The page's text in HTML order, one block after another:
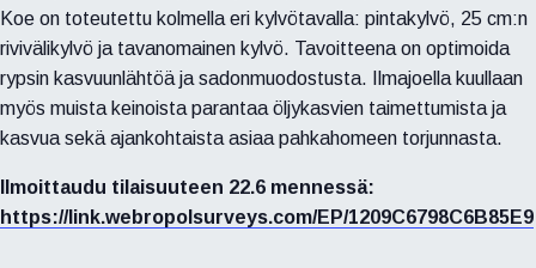
Koe on toteutettu kolmella eri kylvötavalla: pintakylvö, 25 cm:n
rivivälikylvö ja tavanomainen kylvö. Tavoitteena on optimoida
rypsin kasvuunlähtöä ja sadonmuodostusta. Ilmajoella kuullaan
myös muista keinoista parantaa öljykasvien taimettumista ja
kasvua sekä ajankohtaista asiaa pahkahomeen torjunnasta.
Ilmoittaudu tilaisuuteen 22.6 mennessä:
https://link.webropolsurveys.com/EP/1209C6798C6B85E9